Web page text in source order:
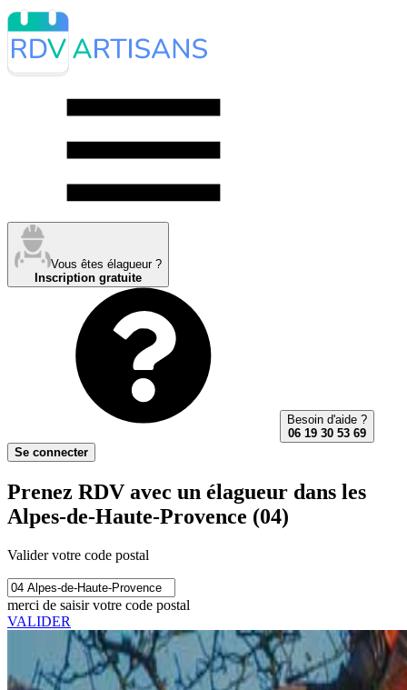
Vous êtes élagueur ?
Inscription gratuite
Besoin d'aide ?
06 19 30 53 69
Se connecter
Prenez RDV avec un élagueur dans les
Alpes-de-Haute-Provence (04)
Valider votre code postal
merci de saisir votre code postal
VALIDER